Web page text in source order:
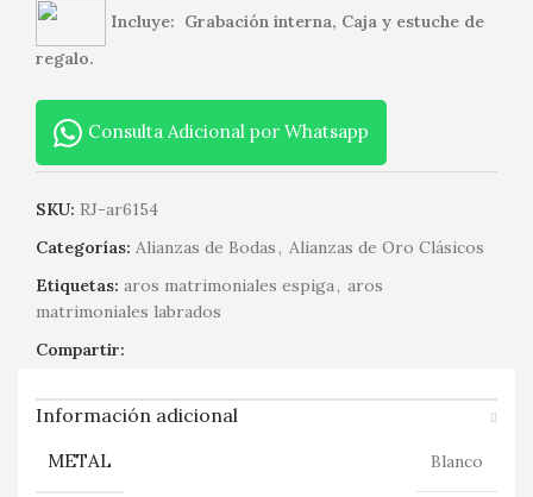
Incluye: Grabación interna, Caja y estuche de
regalo.
Consulta Adicional por Whatsapp
SKU: RJ-ar6154
Categorías: Alianzas de Bodas, Alianzas de Oro Clásicos
Etiquetas: aros matrimoniales espiga, aros
matrimoniales labrados
Compartir:
Información adicional
METAL Blanco